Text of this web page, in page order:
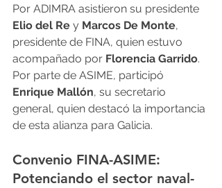
Por ADIMRA asistieron su presidente
Elio del Re y Marcos De Monte,
presidente de FINA, quien estuvo
acompañado por Florencia Garrido.
Por parte de ASIME, participó
Enrique Mallón, su secretario
general, quien destacó la importancia
de esta alianza para Galicia.
Convenio FINA-ASIME:
Potenciando el sector naval-